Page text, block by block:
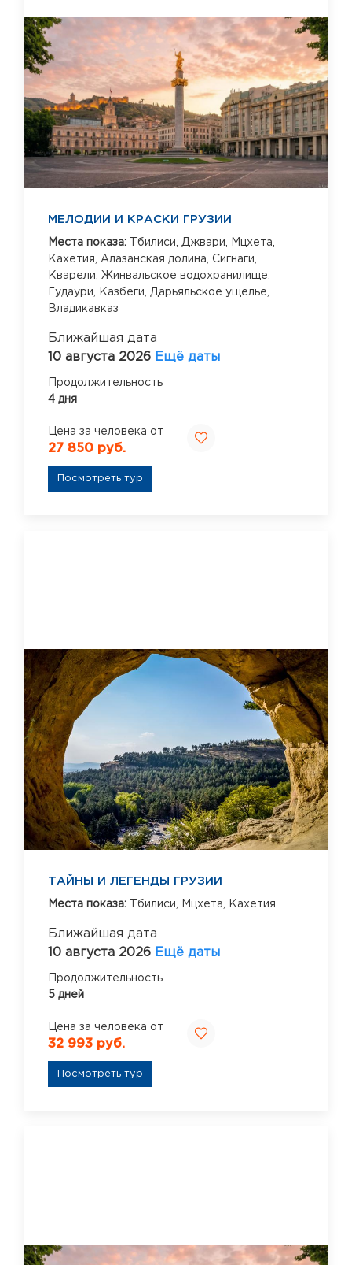
МЕЛОДИИ И КРАСКИ ГРУЗИИ
Места показа: Тбилиси, Джвари,
Мцхета,
Кахетия, Алазанская долина, Сигнаги,
Кварели, Жинвальское водохранилище,
Гудаури,
Казбеги, Дарьяльское ущелье,
Владикавказ
Ближайшая дата
10 августа 2026 Ещё даты
Продолжительность
4 дня
Цена за человека от
27 850 руб.
Посмотреть тур
ТАЙНЫ И ЛЕГЕНДЫ ГРУЗИИ
Места показа: Тбилиси, Мцхета, Кахетия
Ближайшая дата
10 августа 2026 Ещё даты
Продолжительность
5 дней
Цена за человека от
32 993 руб.
Посмотреть тур